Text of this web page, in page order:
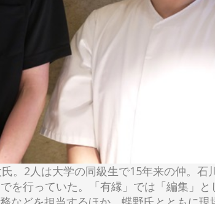
。2人は大学の同級生で15年来の仲。石
を行っていた。「有縁」では「編集」と